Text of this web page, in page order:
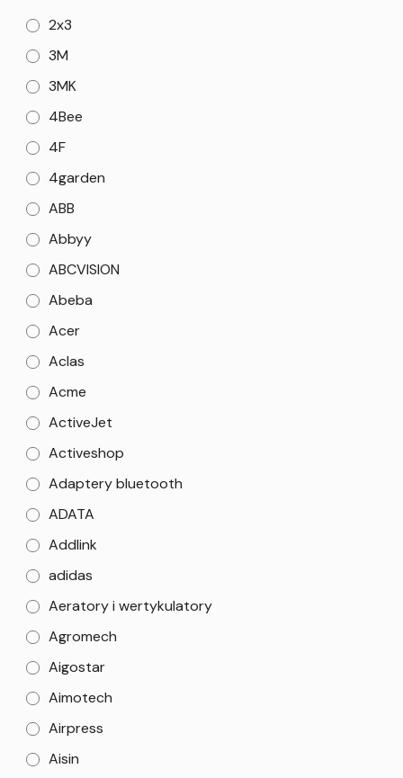
2x3
3M
3MK
4Bee
4F
4garden
ABB
Abbyy
ABCVISION
Abeba
Acer
Aclas
Acme
ActiveJet
Activeshop
Adaptery bluetooth
ADATA
Addlink
adidas
Aeratory i wertykulatory
Agromech
Aigostar
Aimotech
Airpress
Aisin